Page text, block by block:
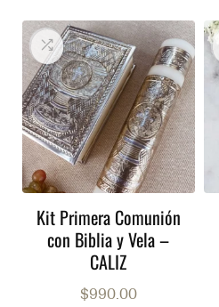
Kit Primera Comunión
con Biblia y Vela –
CALIZ
$990.00